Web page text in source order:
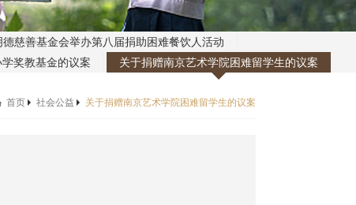
德慈善基金会举办第八届捐助困难餐饮人活动
奖教基金的议案 关于捐赠南京艺术学院困难留学生的议案
首页 社会公益 关于捐赠南京艺术学院困难留学生的议案